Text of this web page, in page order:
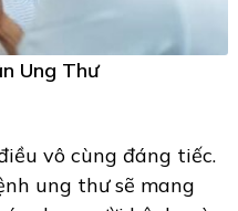
Ung Thư
vô cùng đáng tiếc.
ung thư sẽ mang